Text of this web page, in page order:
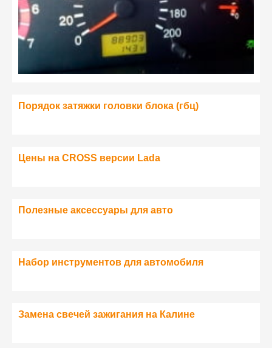
Порядок затяжки головки блока (гбц)
Цены на CROSS версии Lada
Полезные аксессуары для авто
Набор инструментов для автомобиля
Замена свечей зажигания на Калине